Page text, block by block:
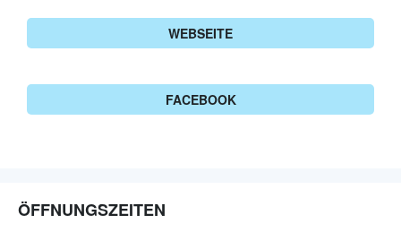
WEBSEITE
FACEBOOK
ÖFFNUNGSZEITEN